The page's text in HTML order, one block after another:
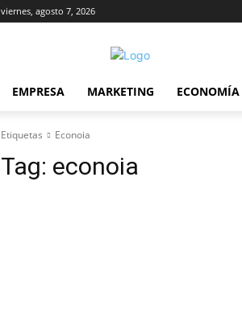
viernes, agosto 7, 2026
EMPRESA MARKETING ECONOMÍA
Etiquetas Econoia
Tag: econoia